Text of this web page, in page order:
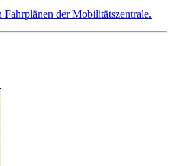
der Mobilitätszentrale.